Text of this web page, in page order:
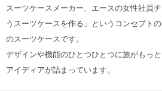
スーツケースメーカー、エースの女性社員
うスーツケースを作る」というコンセプト
のスーツケースです。
デザインや機能のひとつひとつに旅がもっ
アイディアが詰まっています。